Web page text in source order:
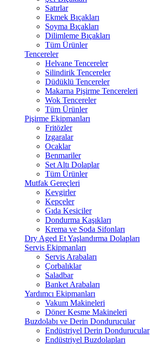
Satırlar
Ekmek Bıçakları
Soyma Bıçakları
Dilimleme Bıçakları
Tüm Ürünler
Tencereler
Helvane Tencereler
Silindirik Tencereler
Düdüklü Tencereler
Makarna Pişirme Tencereleri
Wok Tencereler
Tüm Ürünler
Pişirme Ekipmanları
Fritözler
Izgaralar
Ocaklar
Benmariler
Set Altı Dolaplar
Tüm Ürünler
Mutfak Gereçleri
Kevgirler
Kepçeler
Gıda Kesiciler
Dondurma Kaşıkları
Krema ve Soda Sifonları
Dry Aged Et Yaşlandırma Dolapları
Servis Ekipmanları
Servis Arabaları
Çorbalıklar
Saladbar
Banket Arabaları
Yardımcı Ekipmanları
Vakum Makineleri
Döner Kesme Makineleri
Buzdolabı ve Derin Dondurucular
Endüstriyel Derin Dondurucular
Endüstriyel Buzdolapları